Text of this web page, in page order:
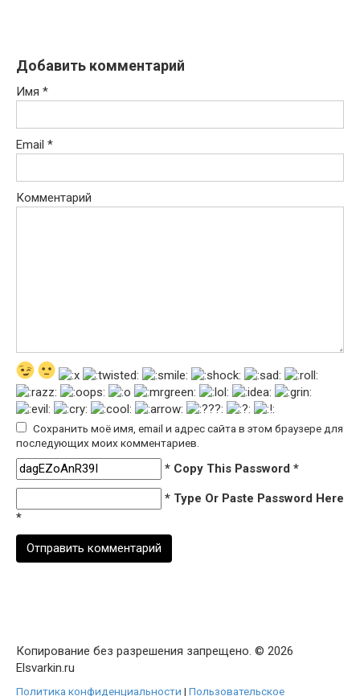
Добавить комментарий
Имя *
Email *
Комментарий
Сохранить моё имя, email и адрес сайта в этом браузере для
последующих моих комментариев.
* Copy This Password *
* Type Or Paste Password Here
*
Копирование без разрешения запрещено. © 2026
Elsvarkin.ru
Политика конфиденциальности | Пользовательское